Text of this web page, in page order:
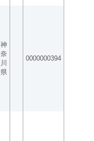
神
奈
川
県
0000000394